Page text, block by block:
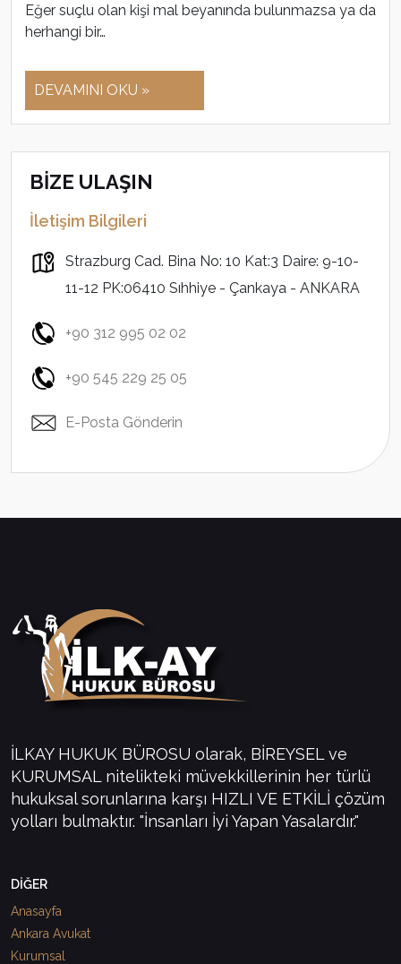
Eğer suçlu olan kişi mal beyanında bulunmazsa ya da
herhangi bir…
DEVAMINI OKU »
BİZE ULAŞIN
İletişim Bilgileri
Strazburg Cad. Bina No: 10 Kat:3 Daire: 9-10-
11-12 PK:06410 Sıhhiye - Çankaya - ANKARA
+90 312 995 02 02
+90 545 229 25 05
E-Posta Gönderin
İLKAY HUKUK BÜROSU olarak, BİREYSEL ve
KURUMSAL nitelikteki müvekkillerinin her türlü
hukuksal sorunlarına karşı HIZLI VE ETKİLİ çözüm
yolları bulmaktır. "İnsanları İyi Yapan Yasalardır."
DİĞER
Anasayfa
Ankara Avukat
Kurumsal